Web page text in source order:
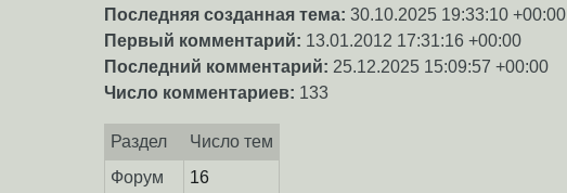
Последняя созданная тема: 30.10.2025 19:33:10 +00:00
Первый комментарий: 13.01.2012 17:31:16 +00:00
Последний комментарий: 25.12.2025 15:09:57 +00:00
Число комментариев: 133
Раздел
Число тем
Форум
16